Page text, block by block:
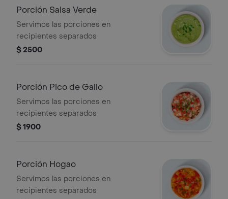
Porción Salsa Verde
Servimos las porciones en
recipientes separados
$ 2500
Porción Pico de Gallo
Servimos las porciones en
recipientes separados
$ 1900
Porción Hogao
Servimos las porciones en
recipientes separados